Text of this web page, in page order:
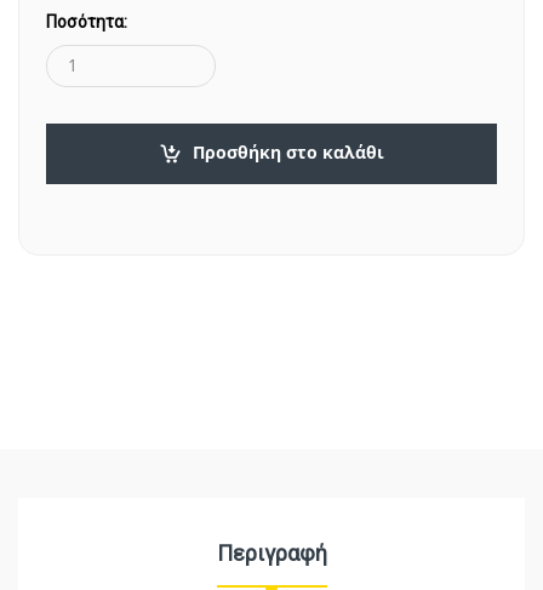
Ποσότητα:
Προσθήκη στο καλάθι
Περιγραφή